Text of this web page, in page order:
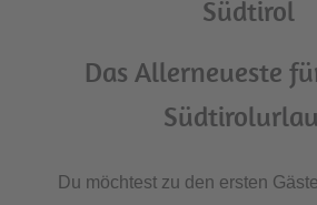
Südtirol
Das Allerneueste
Du möchtest zu den ersten